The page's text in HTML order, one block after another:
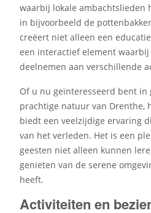
waarbij lokale ambachtslieden
in bijvoorbeeld de
creëert niet alleen een
een interactief element
deelnemen aan verschillende
Of u nu geïnteresseerd bent in
prachtige natuur van Drenthe,
biedt een veelzijdige ervaring
van het verleden. Het is een
geesten niet alleen kunnen
genieten van de serene
heeft.
Activiteiten en